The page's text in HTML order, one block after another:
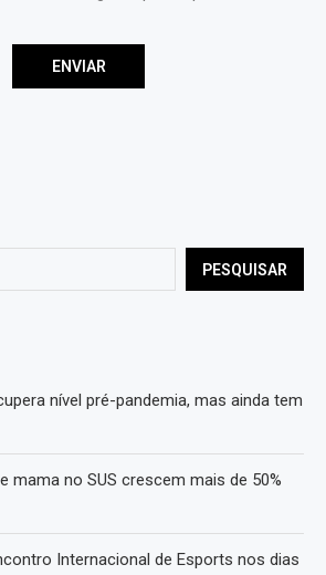
PESQUISAR
nível pré-pandemia, mas ainda tem
mama no SUS crescem mais de 50%
Internacional de Esports nos dias